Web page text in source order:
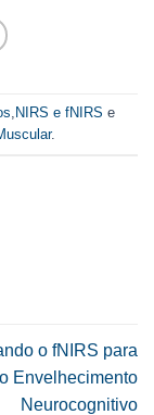
NIRS e fNIRS e
.
o fNIRS para
Envelhecimento
Neurocognitivo